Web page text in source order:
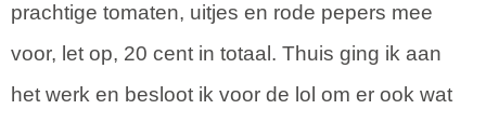
prachtige tomaten, uitjes en rode pepers mee
voor, let op, 20 cent in totaal. Thuis ging ik aan
het werk en besloot ik voor de lol om er ook wat